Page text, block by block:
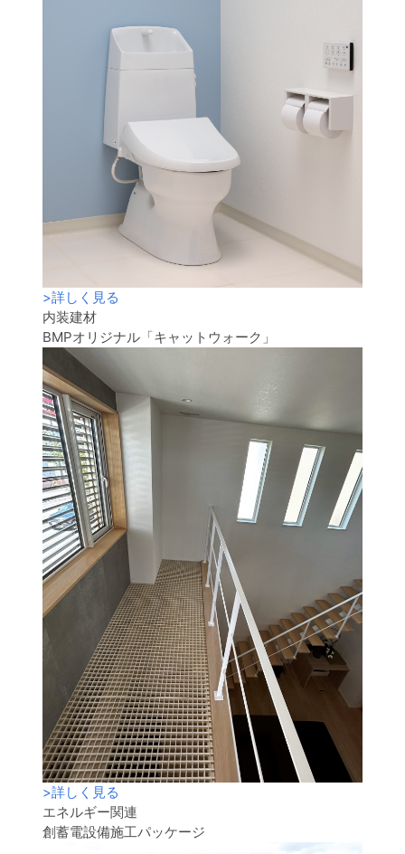
>詳しく見る
内装建材
BMPオリジナル「キャットウォーク」
>詳しく見る
エネルギー関連
創蓄電設備施工パッケージ